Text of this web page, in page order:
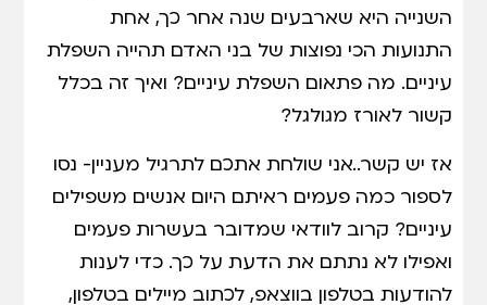
השנייה היא שארבעים שנה אחר כך, אחת
התנועות הכי נפוצות של בני האדם תהייה השפלת
עיניים. מה פתאום השפלת עיניים? ואיך זה בכלל
קשור לאורז מגולגל?
אז יש קשר..אני שולחת אתכם לתרגיל מעניין- נסו
לספור כמה פעמים ראיתם היום אנשים משפילים
עיניים? קרוב לוודאי שמדובר בעשרות פעמים
ואפילו לא נתתם את הדעת על כך. כדי לענות
להודעות בטלפון בווצאפ, לכתוב מיילים בטלפון,